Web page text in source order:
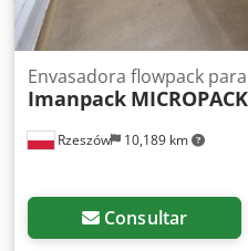
Rzeszów 10,189 km
Envasadora flowpack
Imanpack
Consultar